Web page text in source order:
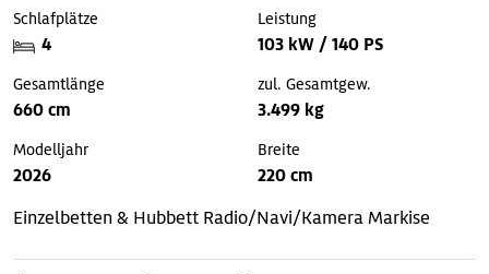
Schlafplätze
4
Leistung
103 kW / 140 PS
Gesamtlänge
660 cm
zul. Gesamtgew.
3.499 kg
Modelljahr
2026
Breite
220 cm
Einzelbetten & Hubbett Radio/Navi/KameraMarkise